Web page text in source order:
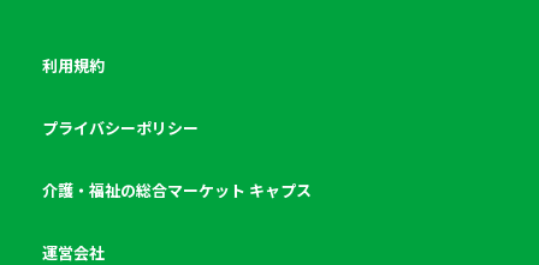
利用規約
プライバシーポリシー
介護・福祉の総合マーケット キャプス
運営会社